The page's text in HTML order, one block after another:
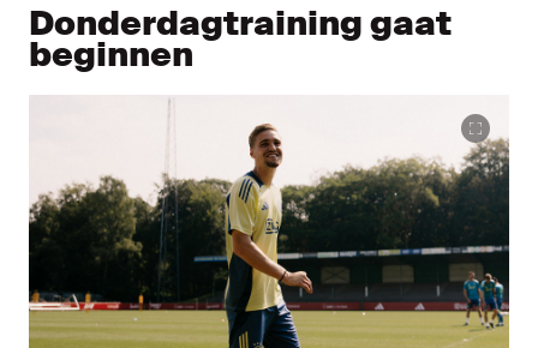
Donderdagtraining gaat
beginnen